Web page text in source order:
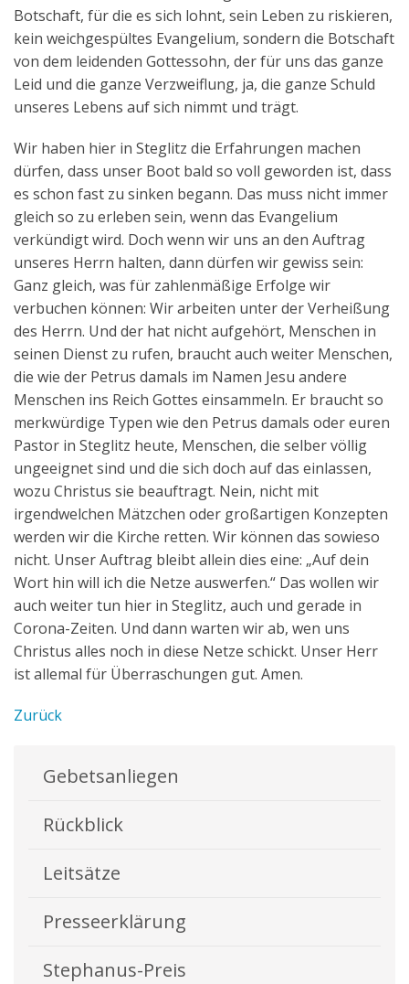
Botschaft, für die es sich lohnt, sein Leben zu riskieren,
kein weichgespültes Evangelium, sondern die Botschaft
von dem leidenden Gottessohn, der für uns das ganze
Leid und die ganze Verzweiflung, ja, die ganze Schuld
unseres Lebens auf sich nimmt und trägt.
Wir haben hier in Steglitz die Erfahrungen machen
dürfen, dass unser Boot bald so voll geworden ist, dass
es schon fast zu sinken begann. Das muss nicht immer
gleich so zu erleben sein, wenn das Evangelium
verkündigt wird. Doch wenn wir uns an den Auftrag
unseres Herrn halten, dann dürfen wir gewiss sein:
Ganz gleich, was für zahlenmäßige Erfolge wir
verbuchen können: Wir arbeiten unter der Verheißung
des Herrn. Und der hat nicht aufgehört, Menschen in
seinen Dienst zu rufen, braucht auch weiter Menschen,
die wie der Petrus damals im Namen Jesu andere
Menschen ins Reich Gottes einsammeln. Er braucht so
merkwürdige Typen wie den Petrus damals oder euren
Pastor in Steglitz heute, Menschen, die selber völlig
ungeeignet sind und die sich doch auf das einlassen,
wozu Christus sie beauftragt. Nein, nicht mit
irgendwelchen Mätzchen oder großartigen Konzepten
werden wir die Kirche retten. Wir können das sowieso
nicht. Unser Auftrag bleibt allein dies eine: „Auf dein
Wort hin will ich die Netze auswerfen.“ Das wollen wir
auch weiter tun hier in Steglitz, auch und gerade in
Corona-Zeiten. Und dann warten wir ab, wen uns
Christus alles noch in diese Netze schickt. Unser Herr
ist allemal für Überraschungen gut. Amen.
Zurück
Gebetsanliegen
Rückblick
Leitsätze
Presseerklärung
Stephanus-Preis